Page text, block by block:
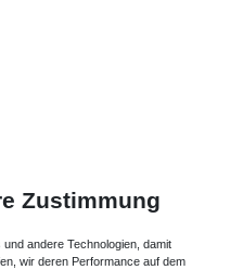
Zustimmung
andere Technologien, damit
wir deren Performance auf dem